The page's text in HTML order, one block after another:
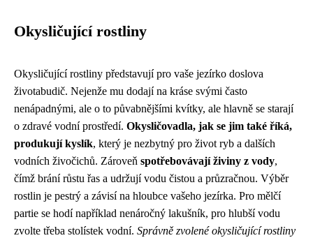
Okysličující rostliny
Okysličující rostliny představují pro vaše jezírko doslova
životabudič. Nejenže mu dodají na kráse svými často
nenápadnými, ale o to půvabnějšími kvítky, ale hlavně se starají
o zdravé vodní prostředí. Okysličovadla, jak se jim také říká,
produkují kyslík, který je nezbytný pro život ryb a dalších
vodních živočichů. Zároveň spotřebovávají živiny z vody,
čímž brání růstu řas a udržují vodu čistou a průzračnou. Výběr
rostlin je pestrý a závisí na hloubce vašeho jezírka. Pro mělčí
partie se hodí například nenáročný lakušník, pro hlubší vodu
zvolte třeba stolístek vodní. Správně zvolené okysličující rostliny